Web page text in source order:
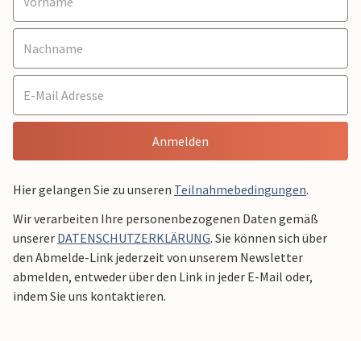
Anmelden
Hier gelangen Sie zu unseren Teilnahmebedingungen.
Wir verarbeiten Ihre personenbezogenen Daten gemäß
unserer DATENSCHUTZERKLÄRUNG. Sie können sich über
den Abmelde-Link jederzeit von unserem Newsletter
abmelden, entweder über den Link in jeder E-Mail oder,
indem Sie uns kontaktieren.